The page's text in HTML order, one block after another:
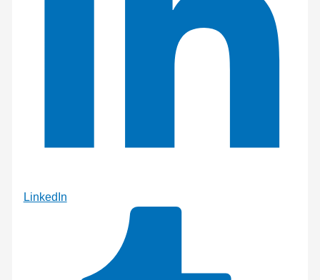
LinkedIn